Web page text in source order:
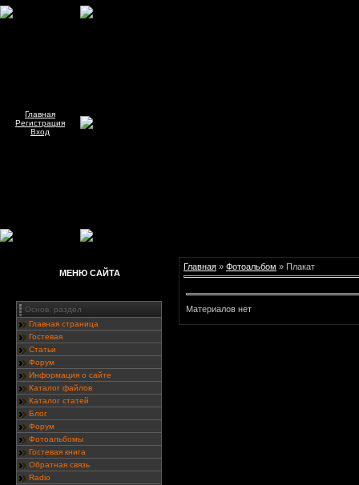
Главная
Регистрация
Вход
МЕНЮ САЙТА
Основ. раздел
Главная страница
Гостевая
Статьи
Форум
Информация о сайте
Каталог файлов
Каталог статей
Блог
Форум
Фотоальбомы
Гостевая книга
Обратная связь
Radio
Главная » Фотоальбом » Плакат
Материалов нет